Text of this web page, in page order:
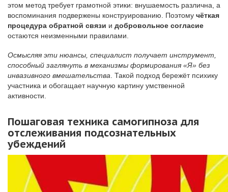
этом метод требует грамотной этики: внушаемость различна, а
воспоминания подвержены конструированию. Поэтому чёткая
процедура обратной связи и добровольное согласие
остаются неизменными правилами.
Осмысляя эти нюансы, специалист получает инструмент,
способный заглянуть в механизмы формирования «Я» без
инвазивного вмешательства . Такой подход бережёт психику
участника и обогащает научную картину умственной
активности.
Пошаговая техника самогипноза для
отслеживания подсознательных
убеждений